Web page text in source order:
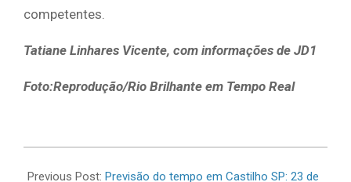
competentes.
Tatiane Linhares Vicente, com informações de JD1
Foto:Reprodução/Rio Brilhante em Tempo Real
06-
Previous Post: Previsão do tempo em Castilho SP: 23 de